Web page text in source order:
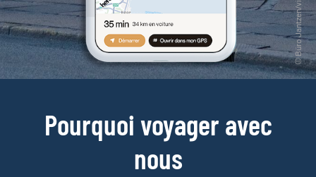
Pourquoi voyager avec
nous